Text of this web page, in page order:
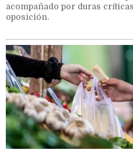
acompañado por duras
oposición.